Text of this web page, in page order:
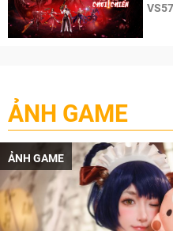
ẢNH GAME
ẢNH GAME